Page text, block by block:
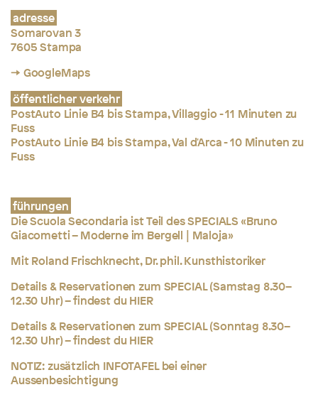
adresse
Somarovan 3
7605 Stampa
→ GoogleMaps
öffentlicher verkehr
PostAuto Linie B4 bis Stampa, Villaggio - 11 Minuten zu
Fuss
PostAuto Linie B4 bis Stampa, Val d'Arca - 10 Minuten zu
Fuss
führungen
Die Scuola Secondaria ist Teil des SPECIALS «Bruno
Giacometti – Moderne im Bergell | Maloja»
Mit Roland Frischknecht, Dr. phil. Kunsthistoriker
Details & Reservationen zum SPECIAL (Samstag 8.30–
12.30 Uhr) – findest duHIER
Details & Reservationen zum SPECIAL (Sonntag 8.30–
12.30 Uhr) – findest duHIER
NOTIZ: zusätzlich INFOTAFEL bei einer
Aussenbesichtigung